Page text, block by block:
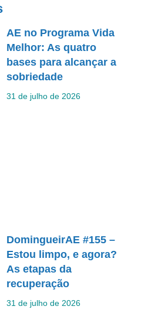
AE no Programa Vida
Melhor: As quatro
bases para alcançar a
sobriedade
31 de julho de 2026
DomingueirAE #155 –
Estou limpo, e agora?
As etapas da
recuperação
31 de julho de 2026